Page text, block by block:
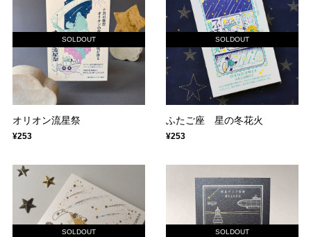
SOLDOUT
オリオン流星祭
¥253
SOLDOUT
ふたご座 星の冬花火
¥253
SOLDOUT SOLDOUT